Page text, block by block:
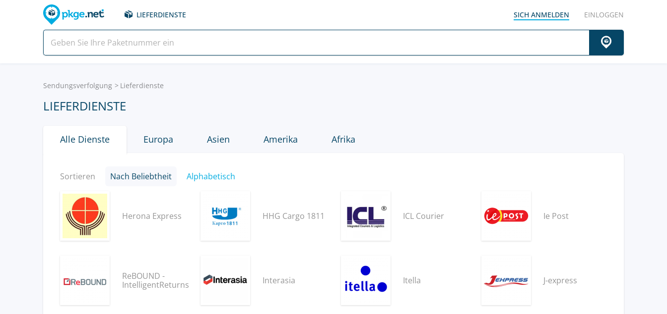
LIEFERDIENSTE SICH ANMELDEN EINLOGGEN
Sendungsverfolgung Lieferdienste
LIEFERDIENSTE
Alle Dienste Europa Asien Amerika Afrika
Sortieren Nach Beliebtheit Alphabetisch
Herona Express HHG Cargo 1811 ICL Courier Ie Post
ReBOUND -
IntelligentReturns
Interasia Itella J-express